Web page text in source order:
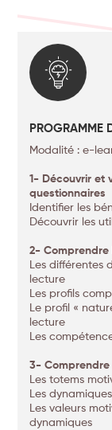
PROGRAMME
Modalité : e-
1- Découvrir et
questionnaires
Identifier les
Découvrir les
2- Comprendre
Les différentes
lecture
Les profils
Le profil «
lecture
Les
3- Comprendre
Les totems
Les
Les valeurs
dynamiques